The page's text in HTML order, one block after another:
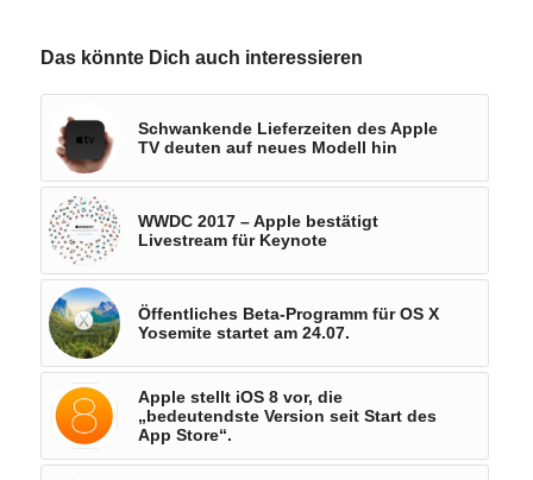
Das könnte Dich auch interessieren
Schwankende Lieferzeiten des Apple
TV deuten auf neues Modell hin
WWDC 2017 – Apple bestätigt
Livestream für Keynote
Öffentliches Beta-Programm für OS X
Yosemite startet am 24.07.
Apple stellt iOS 8 vor, die
„bedeutendste Version seit Start des
App Store“.